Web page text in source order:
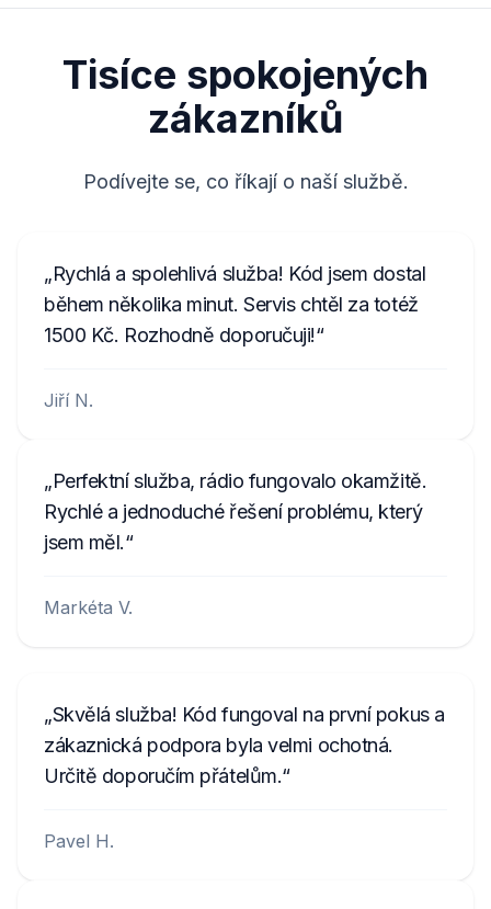
067003105800D5910079026514
00790
Tisíce spokojených
zákazníků
Podívejte se, co říkají o naší službě.
Rychlá a spolehlivá služba! Kód jsem dostal
během několika minut. Servis chtěl za totéž
1500 Kč. Rozhodně doporučuji!
Jiří N.
Perfektní služba, rádio fungovalo okamžitě.
Rychlé a jednoduché řešení problému, který
jsem měl.
Markéta V.
Skvělá služba! Kód fungoval na první pokus a
zákaznická podpora byla velmi ochotná.
Určitě doporučím přátelům.
Pavel H.